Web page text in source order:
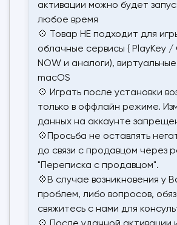
активации можно будет
любое время
💠 Товар НЕ подходит для
облачные сервисы ( PlayKey /
NOW и аналоги),
macOS
💠 Играть после установки
только в оффлайн режиме.
данных на аккаунте
💠Просьба не оставлять
до связи с продавцом через
"Переписка с продавцом".
💠В случае возникновения у
проблем, либо вопросов,
свяжитесь с нами для